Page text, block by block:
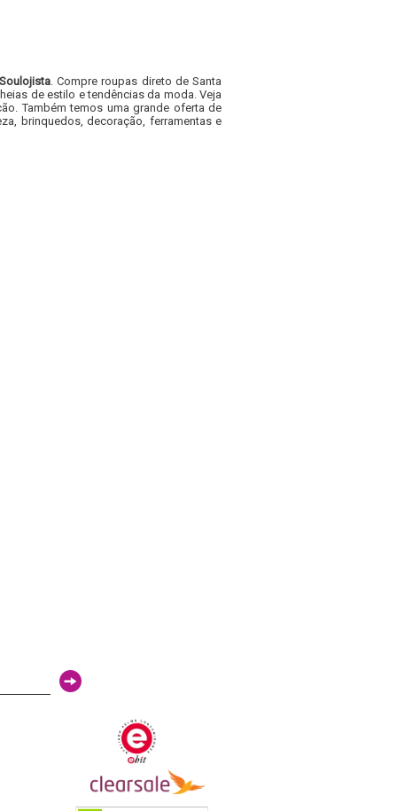
Soulojista. Compre roupas direto de Santa
de estilo e tendências da moda. Veja
Também temos uma grande oferta de
brinquedos, decoração, ferramentas e